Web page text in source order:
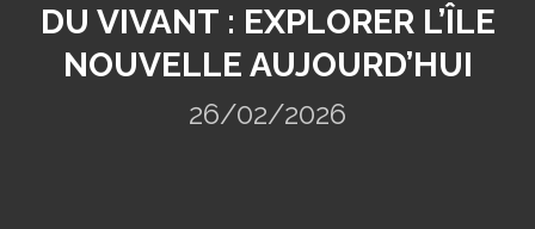
DU VIVANT : EXPLORER L’ÎLE
NOUVELLE AUJOURD’HUI
26/02/2026